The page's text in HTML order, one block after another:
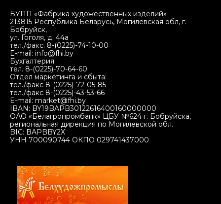
БУПП «Фабрика художественных изделий»
213815 Республика Беларусь, Могилевская обл, г.
Бобруйск,
ул. Гоголя, д. 44а
тел./факс. 8-(0225)-74-10-00
E-mail: info@fhi.by
Бухгалтерия:
тел. 8-(0225)-70-64-60
Отдел маркетинга и сбыта:
тел./факс 8-(0225)-72-05-85
тел./факс 8-(0225)-43-53-66
E-mail: market@fhi.by
IBAN: BY19BAPB30122616400160000000
ОАО «Белагропромбанк» ЦБУ №624 г. Бобруйска,
региональная дирекция по Могилевской обл.
BIC: BAPBBY2X
УНН 700090744 ОКПО 029741437000